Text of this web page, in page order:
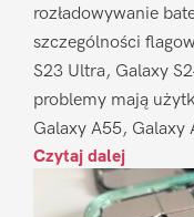
rozładowywanie
szczególności
S23 Ultra, Galaxy
problemy mają
Galaxy A55, Galaxy
Czytaj dalej